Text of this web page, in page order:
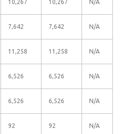
10,267 10,267 N/A
7,642 7,642 N/A
11,258 11,258 N/A
6,526 6,526 N/A
6,526 6,526 N/A
92 92 N/A